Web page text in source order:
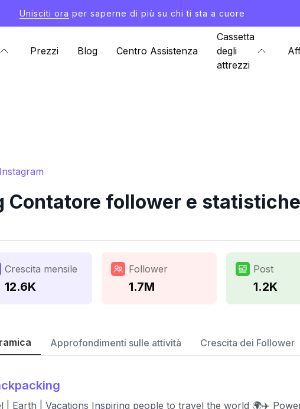
Unisciti ora per saperne di più su chi ti sta a cuore
Prezzi Blog Centro Assistenza
Cassetta
degli
attrezzi
Contatore follower e
Crescita mensile
12.6K
Follower
1.7M
Post
1.2K
Approfondimenti sulle attività Crescita dei Follower
| Earth | Vacations Inspiring people to travel the world 🌍✈️